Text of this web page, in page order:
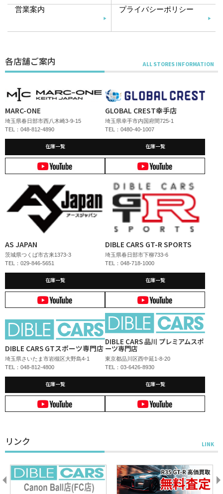
営業案内 プライバシーポリシー
各店舗ご案内
MARC-ONE
埼玉県春日部市西八木崎3-9-15
TEL：048-812-4890
在庫一覧
GLOBAL CREST幸手店
埼玉県幸手市内国府間725-1
TEL：0480-40-1007
在庫一覧
AS JAPAN
茨城県つくば市古来1373-3
TEL：029-846-5651
在庫一覧
DIBLE CARS GT-R SPORTS
埼玉県春日部市下柳733-6
TEL：048-718-1000
在庫一覧
DIBLE CARS GTスポーツ専門店
埼玉県さいたま市岩槻区大野島4-1
TEL：048-812-4800
在庫一覧
DIBLE CARS 品川 プレミアムスポ
ーツ専門店
東京都品川区西中延1-8-20
TEL：03-6426-8930
在庫一覧
リンク